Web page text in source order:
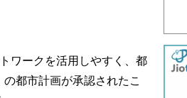
ワークを活用しやすく、都
都市計画が承認されたこ